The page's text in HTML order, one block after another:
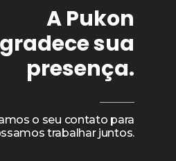
A Pukon
sua
presença.
o seu contato para
trabalhar juntos.